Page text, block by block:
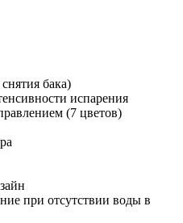
бака)
испарения
(7 цветов)
при отсутствии воды в